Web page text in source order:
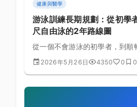
健康與醫學
游泳訓練長期規劃：從初學
尺自由泳的2年路線圖
從一個不會游泳的初學者，到順
自由泳——這個目標兩年內完全
細的分階段訓練路線圖，包含每
2026年5月26日 4350 0 0